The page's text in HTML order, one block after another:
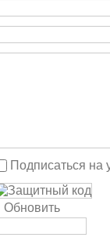
Подписаться
Обновить